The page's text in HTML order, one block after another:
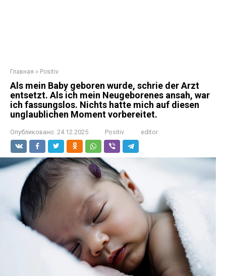
Главная » Positiv
Als mein Baby geboren wurde, schrie der Arzt
entsetzt. Als ich mein Neugeborenes ansah, war
ich fassungslos. Nichts hatte mich auf diesen
unglaublichen Moment vorbereitet.
Опубликовано: 24.12.2025 Positiv editor